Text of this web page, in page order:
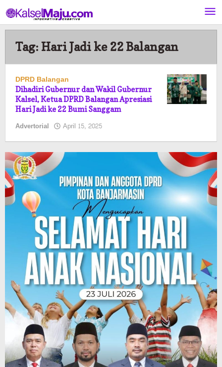
ke
konten
Tag: Hari Jadi ke 22 Balangan
DPRD Balangan
Dihadiri Gubernur dan Wakil Gubernur
Kalsel, Ketua DPRD Balangan Apresiasi
Hari Jadi ke 22 Bumi Sanggam
Advertorial April 15, 2025